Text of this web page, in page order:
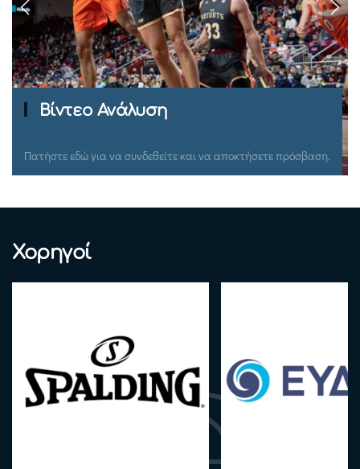
Ομιλίες Σεμιναρίων
Πατήστε εδώ για να συνδεθείτε και να αποκτήσετε πρόσβαση.
Χορηγοί